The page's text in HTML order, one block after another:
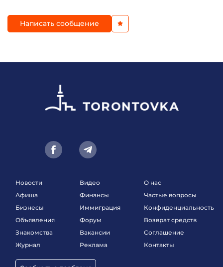
Написать сообщение
Новости
Афиша
Бизнесы
Объявления
Знакомства
Журнал
Видео
Финансы
Иммиграция
Форум
Вакансии
Реклама
О нас
Частые вопросы
Конфиденциальность
Возврат средств
Соглашение
Контакты